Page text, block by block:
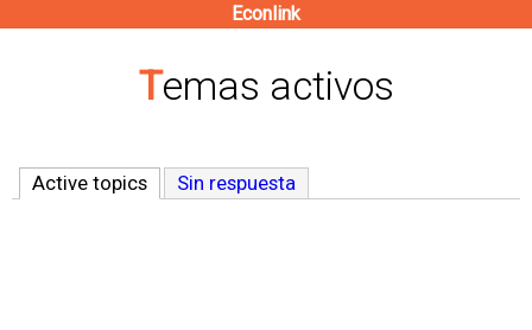
contenido
Econlink
Temas activos
Active topics (solapa activa)
Sin respuesta